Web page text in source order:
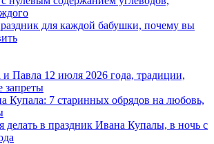
для каждой бабушки, почему вы
Павла 12 июля 2026 года, традиции,
запреты
Купала: 7 старинных обрядов на любовь,
делать в праздник Ивана Купалы, в ночь с